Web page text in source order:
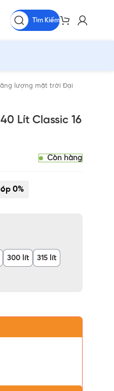
Tìm Kiếm
lượng mặt trời Đại
Lít Classic 16
Còn hàng
300 lít 315 lít